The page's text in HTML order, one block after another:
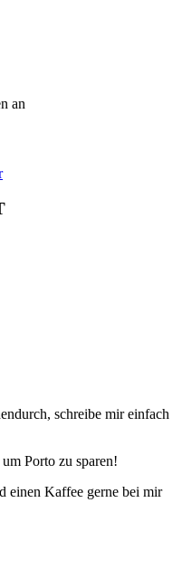
an
schreibe mir einfach
Porto zu sparen!
einen Kaffee gerne bei mir